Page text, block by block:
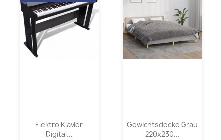
Elektro Klavier
Digital...
Gewichtsdecke Grau
220x230...